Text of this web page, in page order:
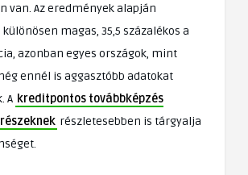
van. Az eredmények alapján
magas, 35,5 százalékos a
azonban egyes országok, mint
ennél is aggasztóbb adatokat
A kreditpontos továbbképzés
részletesebben is tárgyalja